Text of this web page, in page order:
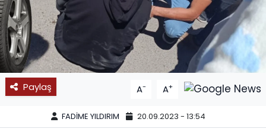
Paylaş A- A+
FADİME YILDIRIM 20.09.2023 - 13:54
SPOR
11:11 MANŞET